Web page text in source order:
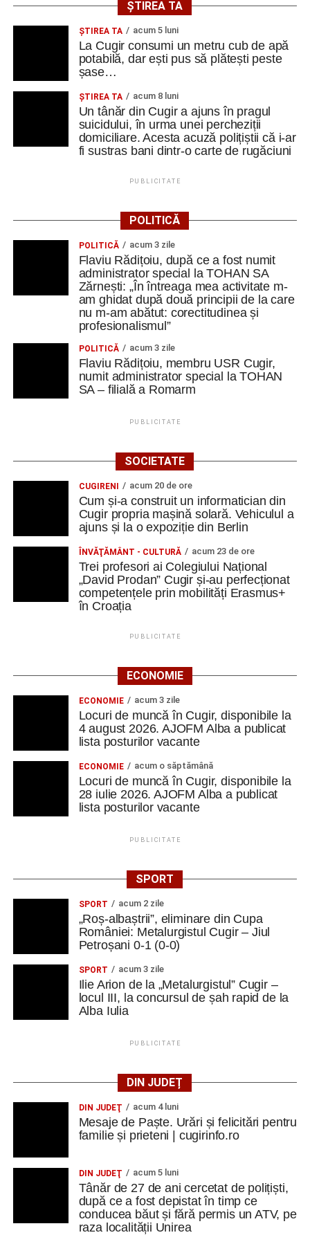
ȘTIREA TA
ȘTIREA TA acum 5 luni
La Cugir consumi un metru cub de apă
potabilă, dar ești pus să plătești peste
șase…
ȘTIREA TA acum 8 luni
Un tânăr din Cugir a ajuns în pragul
suicidului, în urma unei percheziții
domiciliare. Acesta acuză polițiștii că i-ar
fi sustras bani dintr-o carte de rugăciuni
PUBLICITATE
POLITICĂ
POLITICĂ acum 3 zile
Flaviu Rădițoiu, după ce a fost numit
administrator special la TOHAN SA
Zărnești: „În întreaga mea activitate m-
am ghidat după două principii de la care
nu m-am abătut: corectitudinea și
profesionalismul”
POLITICĂ acum 3 zile
Flaviu Rădițoiu, membru USR Cugir,
numit administrator special la TOHAN
SA – filială a Romarm
PUBLICITATE
SOCIETATE
CUGIRENI acum 20 de ore
Cum și-a construit un informatician din
Cugir propria mașină solară. Vehiculul a
ajuns și la o expoziție din Berlin
ÎNVĂŢĂMÂNT - CULTURĂ acum 23 de ore
Trei profesori ai Colegiului Național
„David Prodan” Cugir și-au perfecționat
competențele prin mobilități Erasmus+
în Croația
PUBLICITATE
ECONOMIE
ECONOMIE acum 3 zile
Locuri de muncă în Cugir, disponibile la
4 august 2026. AJOFM Alba a publicat
lista posturilor vacante
ECONOMIE acum o săptămână
Locuri de muncă în Cugir, disponibile la
28 iulie 2026. AJOFM Alba a publicat
lista posturilor vacante
PUBLICITATE
SPORT
SPORT acum 2 zile
„Roș-albaștrii”, eliminare din Cupa
României: Metalurgistul Cugir – Jiul
Petroșani 0-1 (0-0)
SPORT acum 3 zile
Ilie Arion de la „Metalurgistul” Cugir –
locul III, la concursul de șah rapid de la
Alba Iulia
PUBLICITATE
DIN JUDEȚ
DIN JUDEŢ acum 4 luni
Mesaje de Paște. Urări și felicitări pentru
familie și prieteni | cugirinfo.ro
DIN JUDEŢ acum 5 luni
Tânăr de 27 de ani cercetat de polițiști,
după ce a fost depistat în timp ce
conducea băut și fără permis un ATV, pe
raza localității Unirea